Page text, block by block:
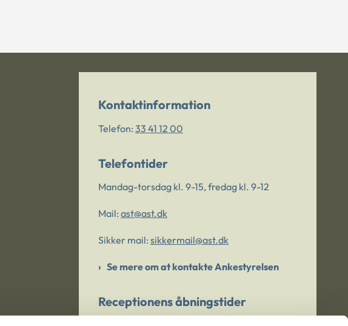
Kontaktinformation
Telefon: 33 41 12 00
Telefontider
Mandag-torsdag kl. 9-15, fredag kl. 9-12
Mail: ast@ast.dk
Sikker mail: sikkermail@ast.dk
Se mere om at kontakte Ankestyrelsen
Receptionens åbningstider